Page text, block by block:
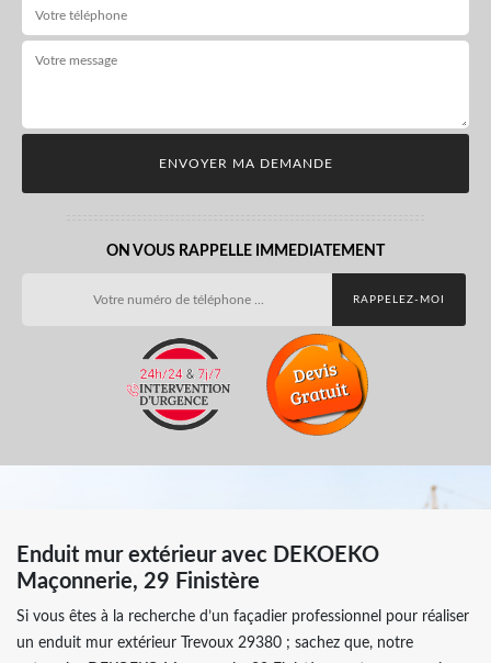
ON VOUS RAPPELLE IMMEDIATEMENT
Enduit mur extérieur avec DEKOEKO
Maçonnerie, 29 Finistère
Si vous êtes à la recherche d’un façadier professionnel pour réaliser
un enduit mur extérieur Trevoux 29380 ; sachez que, notre